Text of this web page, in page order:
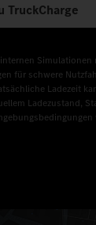
TruckCharge
Simulationen
für schwere
Ladezeit
Ladezustand,